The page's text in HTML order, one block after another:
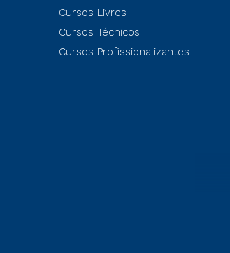
Cursos Livres
Cursos Técnicos
Cursos Profissionalizantes